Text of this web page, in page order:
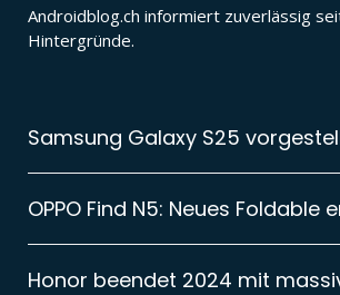
Androidblog.ch informiert zuverlässig
Hintergründe.
Samsung Galaxy S25
OPPO Find N5: Neues
Honor beendet 2024 mit